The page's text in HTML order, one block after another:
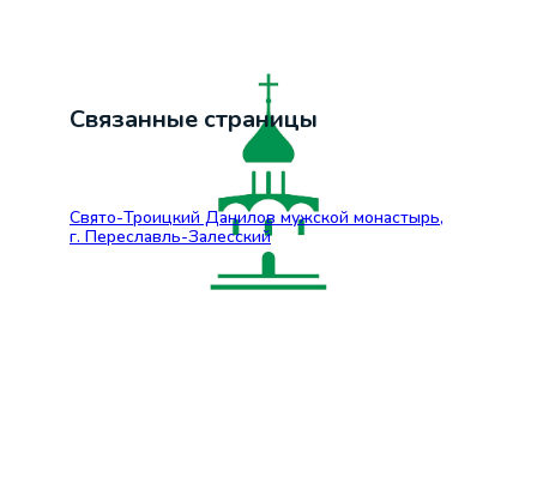
Связанные страницы
Свято-Троицкий Данилов мужской монастырь,
г. Переславль-Залесский